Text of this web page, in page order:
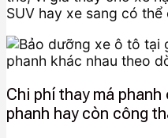
SUV hay xe sang có
Chi phí thay má
phanh hay còn công